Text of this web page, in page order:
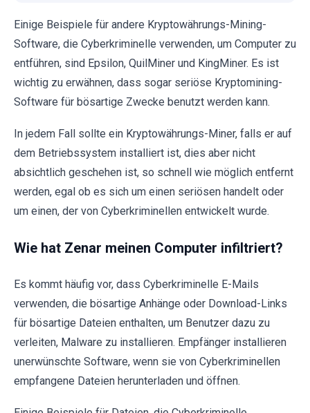
Einige Beispiele für andere Kryptowährungs-Mining-
Software, die Cyberkriminelle verwenden, um Computer zu
entführen, sind Epsilon, QuilMiner und KingMiner. Es ist
wichtig zu erwähnen, dass sogar seriöse Kryptomining-
Software für bösartige Zwecke benutzt werden kann.
In jedem Fall sollte ein Kryptowährungs-Miner, falls er auf
dem Betriebssystem installiert ist, dies aber nicht
absichtlich geschehen ist, so schnell wie möglich entfernt
werden, egal ob es sich um einen seriösen handelt oder
um einen, der von Cyberkriminellen entwickelt wurde.
Wie hat Zenar meinen Computer infiltriert?
Es kommt häufig vor, dass Cyberkriminelle E-Mails
verwenden, die bösartige Anhänge oder Download-Links
für bösartige Dateien enthalten, um Benutzer dazu zu
verleiten, Malware zu installieren. Empfänger installieren
unerwünschte Software, wenn sie von Cyberkriminellen
empfangene Dateien herunterladen und öffnen.